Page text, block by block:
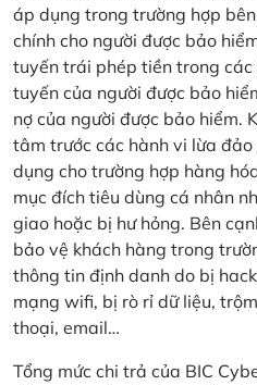
áp dụng trong trường hợp
chính cho người được bảo
tuyến trái phép tiền trong
tuyến của người được bảo
nợ của người được bảo hiểm.
tâm trước các hành vi lừa
dụng cho trường hợp hàng
mục đích tiêu dùng cá nhân
giao hoặc bị hư hỏng. Bên
bảo vệ khách hàng trong
thông tin định danh do bị
mạng wifi, bị rò rỉ dữ liệu,
thoại, email…
Tổng mức chi trả của BIC